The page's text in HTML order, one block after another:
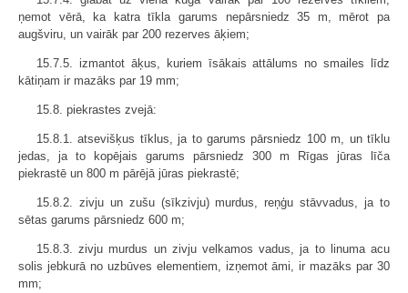
ņemot vērā, ka katra tīkla garums nepārsniedz 35 m, mērot pa
augšviru, un vairāk par 200 rezerves āķiem;
15.7.5. izmantot āķus, kuriem īsākais attālums no smailes līdz
kātiņam ir mazāks par 19 mm;
15.8. piekrastes zvejā:
15.8.1. atsevišķus tīklus, ja to garums pārsniedz 100 m, un tīklu
jedas, ja to kopējais garums pārsniedz 300 m Rīgas jūras līča
piekrastē un 800 m pārējā jūras piekrastē;
15.8.2. zivju un zušu (sīkzivju) murdus, reņģu stāvvadus, ja to
sētas garums pārsniedz 600 m;
15.8.3. zivju murdus un zivju velkamos vadus, ja to linuma acu
solis jebkurā no uzbūves elementiem, izņemot āmi, ir mazāks par 30
mm;